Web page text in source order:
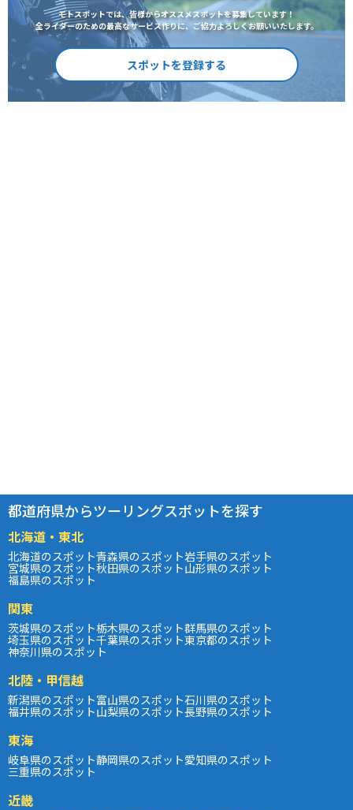
モトスポットでは、皆様からオススメスポットを募集しています！
全ライダーのための最高なサービス作りに、ご協力よろしくお願いいたします。
スポットを登録する
都道府県からツーリングスポットを探す
北海道・東北
北海道のスポット青森県のスポット岩手県のスポット
宮城県のスポット秋田県のスポット山形県のスポット
福島県のスポット
関東
茨城県のスポット栃木県のスポット群馬県のスポット
埼玉県のスポット千葉県のスポット東京都のスポット
神奈川県のスポット
北陸・甲信越
新潟県のスポット富山県のスポット石川県のスポット
福井県のスポット山梨県のスポット長野県のスポット
東海
岐阜県のスポット静岡県のスポット愛知県のスポット
三重県のスポット
近畿